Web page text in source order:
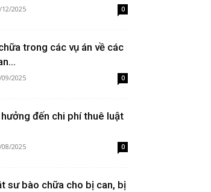
12/2025 0
trong các vụ án về các
09/2025 0
đến chi phí thuê luật
08/2025 0
sư bào chữa cho bị can, bị